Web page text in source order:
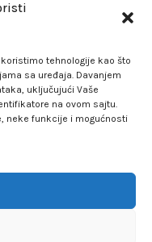
tehnologije kao što
sa uređaja. Davanjem
uključujući Vaše
na ovom sajtu.
neke funkcije i mogućnosti
TC Banjica
sprat